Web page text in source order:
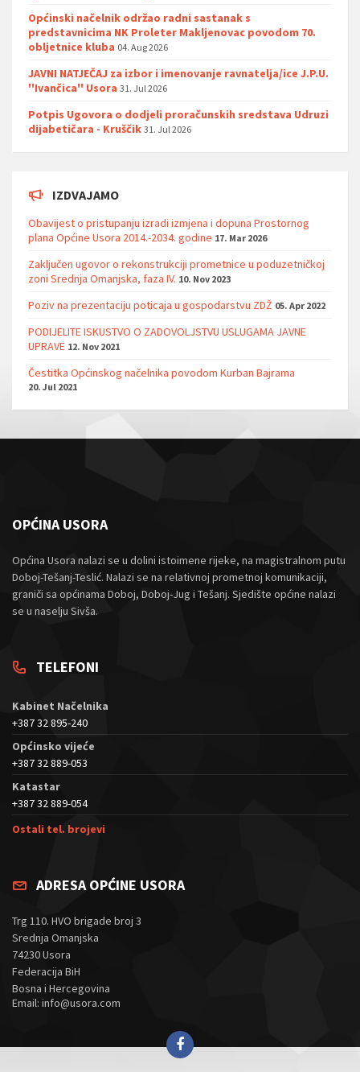
Općinski načelnik održao radni sastanak s
predstavnicima NK Proleter Makljenovac povodom 70.
obljetnice kluba 04. Aug 2026
JAVNI NATJEČAJ za izbor i imenovanje ravnatelja/ice J.P.U.
''Ivančica'' Usora 31. Jul 2026
Potpis Ugovora o dodjeli proračunskih sredstava Udruzi
dijabetičara - Kruščik 31. Jul 2026
IZDVAJAMO
Obavijest o pristupanju izradi izmjena i dopuna Prostornog
plana Općine Usora 2014.-2034. godine 17. Mar 2026
Zaključen ugovor o rekonstrukciji prometnice u poduzetničkoj
zoni Srednja Omanjska, faza IV. 10. Nov 2023
Poziv na prezentaciju poticaja u gospodarstvu ZDŽ 05. Apr 2022
PODIJELITE ISKUSTVO O ZADOVOLJSTVU USLUGAMA JAVNE
UPRAVE 12. Nov 2021
Čestitka Općinskog načelnika povodom Kurban Bajrama
20. Jul 2021
OPĆINA USORA
Općina Usora nalazi se u dolini istoimene rijeke, na magistralnom putu
Doboj-Tešanj-Teslić. Nalazi se na relativnoj prometnoj komunikaciji,
graniči sa općinama Doboj, Doboj-Jug i Tešanj. Sjedište općine nalazi
se u naselju Sivša.
TELEFONI
Kabinet Načelnika
+387 32 895-240
Općinsko vijeće
+387 32 889-053
Katastar
+387 32 889-054
Ostali tel. brojevi
ADRESA OPĆINE USORA
Trg 110. HVO brigade broj 3
Srednja Omanjska
74230 Usora
Federacija BiH
Bosna i Hercegovina
Email: info@usora.com